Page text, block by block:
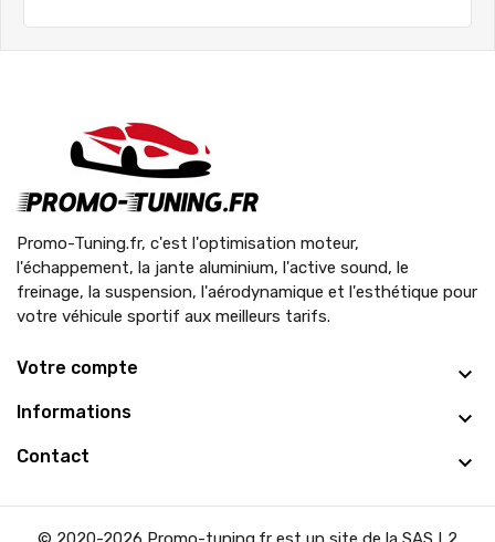
Promo-Tuning.fr, c'est l'optimisation moteur,
l'échappement, la jante aluminium, l'active sound, le
freinage, la suspension, l'aérodynamique et l'esthétique pour
votre véhicule sportif aux meilleurs tarifs.
Votre compte
Informations
Contact